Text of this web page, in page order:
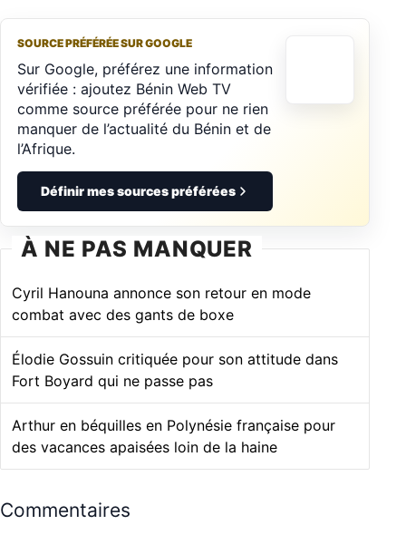
SOURCE PRÉFÉRÉE SUR GOOGLE
Sur Google, préférez une information
vérifiée : ajoutez Bénin Web TV
comme source préférée pour ne rien
manquer de l’actualité du Bénin et de
l’Afrique.
Définir mes sources préférées
À NE PAS MANQUER
Cyril Hanouna annonce son retour en mode
combat avec des gants de boxe
Élodie Gossuin critiquée pour son attitude dans
Fort Boyard qui ne passe pas
Arthur en béquilles en Polynésie française pour
des vacances apaisées loin de la haine
Commentaires